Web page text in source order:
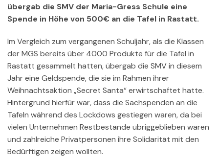
übergab die SMV der Maria-Gress Schule eine
Spende in Höhe von 500€ an die Tafel in Rastatt.
Im Vergleich zum vergangenen Schuljahr, als die Klassen
der MGS bereits über 4000 Produkte für die Tafel in
Rastatt gesammelt hatten, übergab die SMV in diesem
Jahr eine Geldspende, die sie im Rahmen ihrer
Weihnachtsaktion „Secret Santa“ erwirtschaftet hatte.
Hintergrund hierfür war, dass die Sachspenden an die
Tafeln während des Lockdows gestiegen waren, da bei
vielen Unternehmen Restbestände übriggeblieben waren
und zahlreiche Privatpersonen ihre Solidarität mit den
Bedürftigen zeigen wollten.